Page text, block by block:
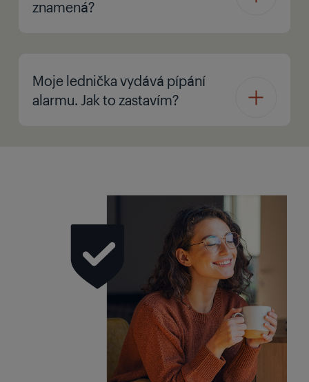
znamená?
Moje lednička vydává pípání
alarmu. Jak to zastavím?